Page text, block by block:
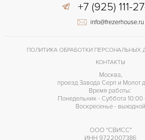
КАЛИБР/МЕХАНИЗМ +7 (925) 111-
info@frezerhouse.ru
ПОЛИТИКА ОБРАБОТКИ ПЕРСОНАЛЬНЫХ
КОНТАКТЫ
Москва,
проезд Завода Серп и Молот
Время работы:
Понедельник - Суббота 10:00
Воскресенье - выходной
ООО "СВИСС"
ИНН 9722007386